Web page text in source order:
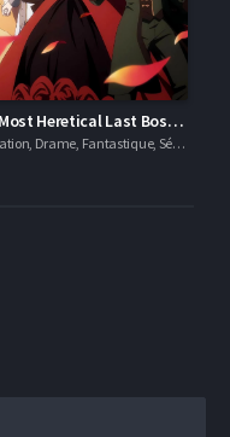
The Most Heretical Last Boss Queen
Animation, Drame, Fantastique, Séries VOSTFR